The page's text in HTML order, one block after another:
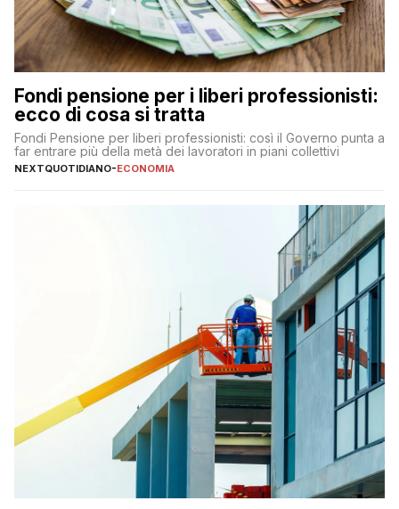
Fondi pensione per i liberi professionisti:
ecco di cosa si tratta
Fondi Pensione per liberi professionisti: così il Governo punta a
far entrare più della metà dei lavoratori in piani collettivi
NEXTQUOTIDIANO-ECONOMIA